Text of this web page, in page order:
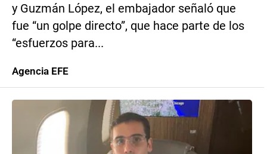
y Guzmán López, el embajador señaló que
fue “un golpe directo”, que hace parte de los
“esfuerzos para...
Agencia EFE